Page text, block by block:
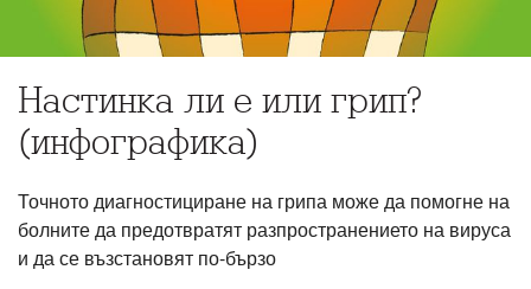
Настинка ли е или грип?
(инфографика)
Точното диагностициране на грипа може да помогне на
болните да предотвратят разпространението на вируса
и да се възстановят по-бързо